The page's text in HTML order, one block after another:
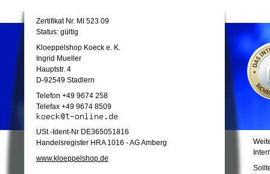
Zertifikat Nr. MI 523 09
Status: gültig
Kloeppelshop Koeck e. K.
Ingrid Mueller
Hauptstr. 4
D-92549 Stadlern
Telefon +49 9674 258
Telefax +49 9674 8509
USt.-Ident-Nr DE365051816
Handelsregister HRA 1016 - AG Amberg
www.kloeppelshop.de